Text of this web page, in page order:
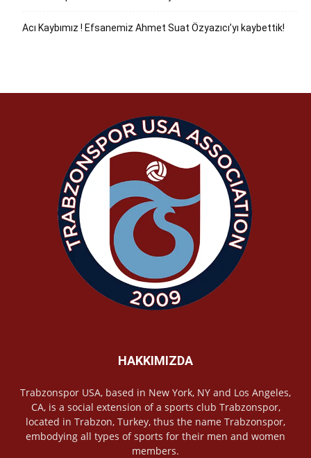
Acı Kaybımız ! Efsanemiz Ahmet Suat Özyazıcı’yı kaybettik!
HAKKIMIZDA
Trabzonspor USA, based in New York, NY and Los Angeles,
CA, is a social extension of a sports club Trabzonspor,
located in Trabzon, Turkey, thus the name Trabzonspor,
embodying all types of sports for their men and women
members.